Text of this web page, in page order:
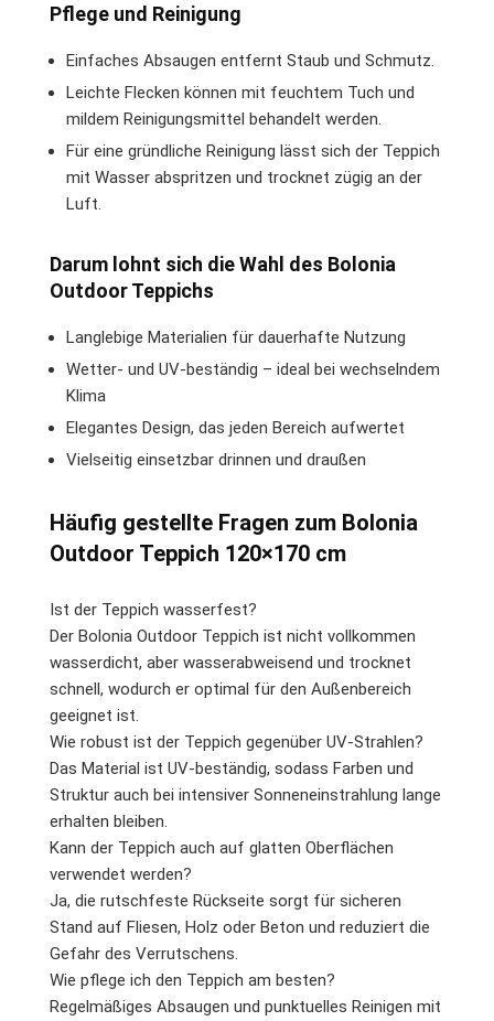
Pflege und Reinigung
Einfaches Absaugen entfernt Staub und Schmutz.
Leichte Flecken können mit feuchtem Tuch und
mildem Reinigungsmittel behandelt werden.
Für eine gründliche Reinigung lässt sich der Teppich
mit Wasser abspritzen und trocknet zügig an der
Luft.
Darum lohnt sich die Wahl des Bolonia
Outdoor Teppichs
Langlebige Materialien für dauerhafte Nutzung
Wetter- und UV-beständig – ideal bei wechselndem
Klima
Elegantes Design, das jeden Bereich aufwertet
Vielseitig einsetzbar drinnen und draußen
Häufig gestellte Fragen zum Bolonia
Outdoor Teppich 120×170 cm
Ist der Teppich wasserfest?
Der Bolonia Outdoor Teppich ist nicht vollkommen
wasserdicht, aber wasserabweisend und trocknet
schnell, wodurch er optimal für den Außenbereich
geeignet ist.
Wie robust ist der Teppich gegenüber UV-Strahlen?
Das Material ist UV-beständig, sodass Farben und
Struktur auch bei intensiver Sonneneinstrahlung lange
erhalten bleiben.
Kann der Teppich auch auf glatten Oberflächen
verwendet werden?
Ja, die rutschfeste Rückseite sorgt für sicheren
Stand auf Fliesen, Holz oder Beton und reduziert die
Gefahr des Verrutschens.
Wie pflege ich den Teppich am besten?
Regelmäßiges Absaugen und punktuelles Reinigen mit